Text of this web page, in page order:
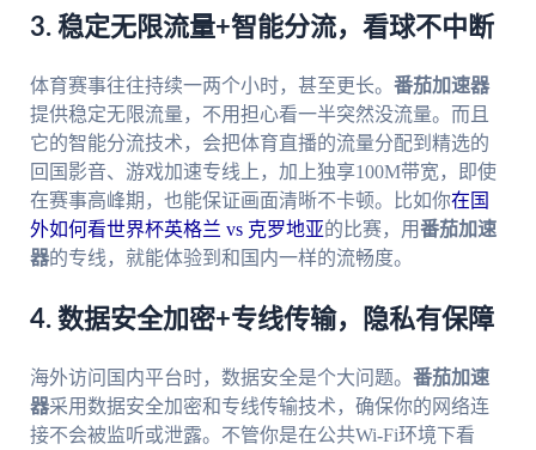
3. 稳定无限流量+智能分流，看球不中断
体育赛事往往持续一两个小时，甚至更长。 番茄加速器
提供稳定无限流量，不用担心看一半突然没流量。而且
它的智能分流技术，会把体育直播的流量分配到精选的
回国影音、游戏加速专线上，加上独享100M带宽，即使
在赛事高峰期，也能保证画面清晰不卡顿。比如你在国
外如何看世界杯英格兰 vs 克罗地亚的比赛，用番茄加速
器的专线，就能体验到和国内一样的流畅度。
4. 数据安全加密+专线传输，隐私有保障
海外访问国内平台时，数据安全是个大问题。 番茄加速
器采用数据安全加密和专线传输技术，确保你的网络连
接不会被监听或泄露。不管你是在公共Wi-Fi环境下看